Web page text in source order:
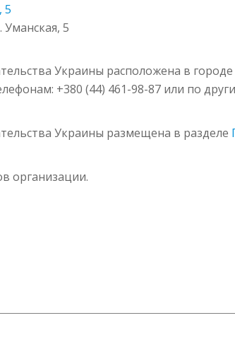
5
Уманская, 5
Украины расположена в городе
+380 (44) 461-98-87 или по
Украины размещена в разделе
организации.